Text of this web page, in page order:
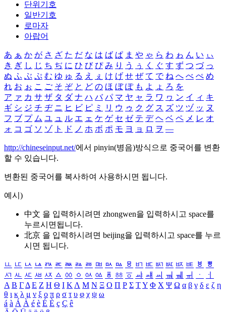
단위기호
일반기호
로마자
아랍어
あ ぁ か が さ ざ た だ な は ば ぱ ま や ゃ ら わ ゎ ん い ぃ
き ぎ し じ ち ぢ に ひ び ぴ み り う ぅ く ぐ す ず つ づ っ
ぬ ふ ぶ ぷ む ゆ ゅ る え ぇ け げ せ ぜ て で ね へ べ ぺ め
れ お ぉ こ ご そ ぞ と ど の ほ ぼ ぽ も よ ょ ろ を
ア ァ カ サ ザ タ ダ ナ ハ バ パ マ ヤ ャ ラ ワ ヮ ン イ ィ キ
ギ シ ジ チ ヂ ニ ヒ ビ ピ ミ リ ウ ゥ ク グ ス ズ ツ ヅ ッ ヌ
フ ブ プ ム ユ ュ ル エ ェ ケ ゲ セ ゼ テ デ ヘ ベ ペ メ レ オ
ォ コ ゴ ソ ゾ ト ド ノ ホ ボ ポ モ ヨ ョ ロ ヲ ―
http://chineseinput.net/에서 pinyin(병음)방식으로 중국어를 변환
할 수 있습니다.
변환된 중국어를 복사하여 사용하시면 됩니다.
예시)
中文 을 입력하시려면 zhongwen을 입력하시고 space를
누르시면됩니다.
北京 을 입력하시려면 beijing을 입력하시고 space를 누르
시면 됩니다.
ㅥ ㅦ ㅧ ㅨ ㅩ ㅪ ㅫ ㅬ ㅭ ㅮ ㅯ ㅰ ㅱ ㅲ ㅳ ㅴ ㅵ ㅶ ㅷ ㅸ
ㅹ
ㅺ ㅻ ㅼ ㅽ ㅾ ㅿ ㆀ ㆁ ㆂ ㆃ ㆄ ㆅ ㆆ ㆇ ㆈ ㆉ ㆊ ㆋ ㆌ ㆍ
ㆎ
Α Β ΓΔ Ε Ζ Η Θ Ι ΚΛ Μ Ν Ξ Ο Π Ρ Σ ΤΥ Φ Χ Ψ Ω α β γ δ ε ζ η
θ ι κ λ μ ν ξ ο π ρ σ τ υ φ χ ψ ω
á à Á À é è É È ç Ç ê